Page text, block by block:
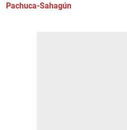
Pachuca-Sahagún